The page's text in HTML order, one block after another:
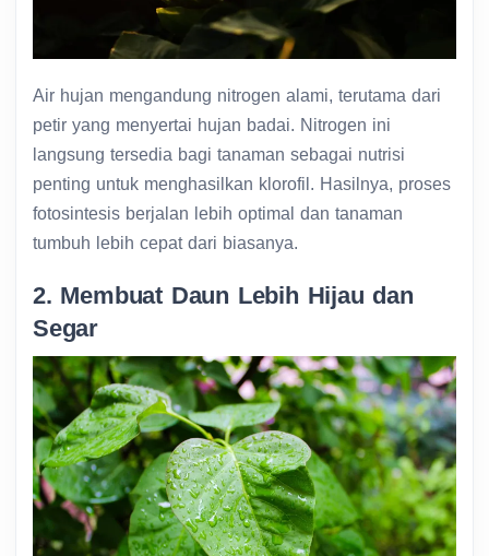
Air hujan mengandung nitrogen alami, terutama dari
petir yang menyertai hujan badai. Nitrogen ini
langsung tersedia bagi tanaman sebagai nutrisi
penting untuk menghasilkan klorofil. Hasilnya, proses
fotosintesis berjalan lebih optimal dan tanaman
tumbuh lebih cepat dari biasanya.
2. Membuat Daun Lebih Hijau dan
Segar